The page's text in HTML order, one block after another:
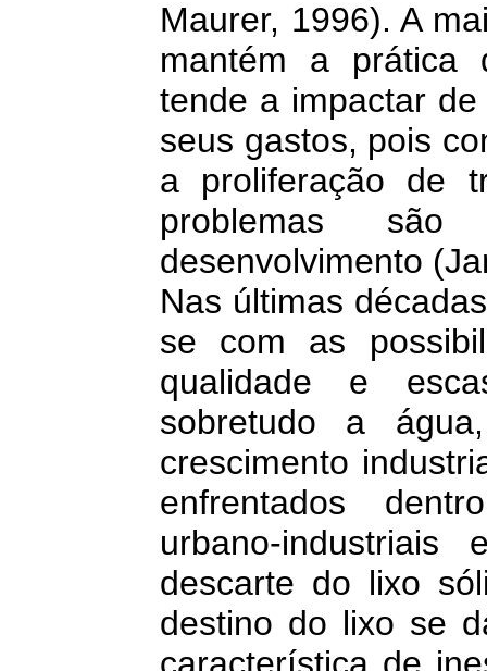
Maurer, 1996). A
mantém a prática
tende a impactar
seus gastos, pois
a proliferação de
problemas
desenvolvimento
Nas últimas
se com as
qualidade e
sobretudo a
crescimento
enfrentados
urbano-
descarte do lixo
destino do lixo se